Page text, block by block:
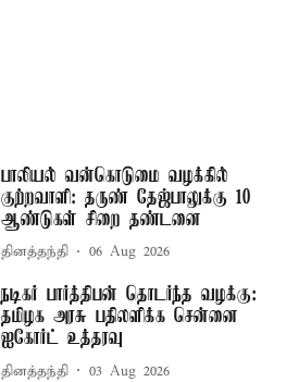
பாலியல் வன்கொடுமை வழக்கில்
குற்றவாளி: தருண் தேஜ்பாலுக்கு 10
ஆண்டுகள் சிறை தண்டனை
தினத்தந்தி 06 Aug 2026
நடிகர் பார்த்திபன் தொடர்ந்த வழக்கு:
தமிழக அரசு பதிலளிக்க சென்னை
ஐகோர்ட் உத்தரவு
தினத்தந்தி 03 Aug 2026